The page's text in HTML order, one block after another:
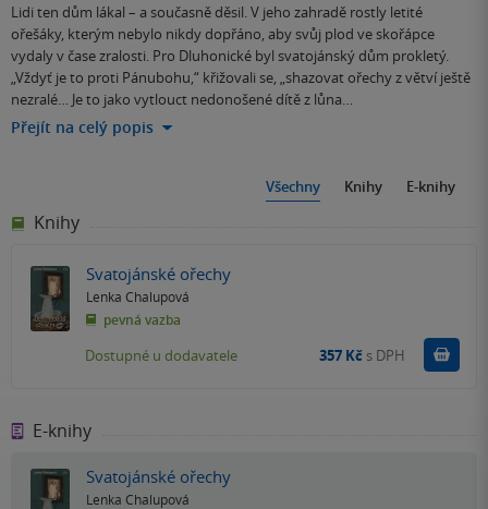
Lidi ten dům lákal – a současně děsil. V jeho zahradě rostly letité
ořešáky, kterým nebylo nikdy dopřáno, aby svůj plod ve skořápce
vydaly v čase zralosti. Pro Dluhonické byl svatojánský dům prokletý.
„Vždyť je to proti Pánubohu,“ křižovali se, „shazovat ořechy z větví ještě
nezralé… Je to jako vytlouct nedonošené dítě z lůna…
Přejít na celý popis
Všechny Knihy E-knihy
Knihy
Svatojánské ořechy
Lenka Chalupová
pevná vazba
Dostupné u dodavatele 357 Kč s DPH
E-knihy
Svatojánské ořechy
Lenka Chalupová